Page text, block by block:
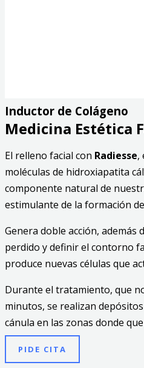
Inductor de Colágeno
Medicina Estética
El relleno facial con Radiesse,
moléculas de hidroxiapatita
componente natural de
estimulante de la formación
Genera doble acción, además
perdido y definir el contorno
produce nuevas células que
Durante el tratamiento, que
minutos, se realizan
cánula en las zonas donde
PIDE CITA